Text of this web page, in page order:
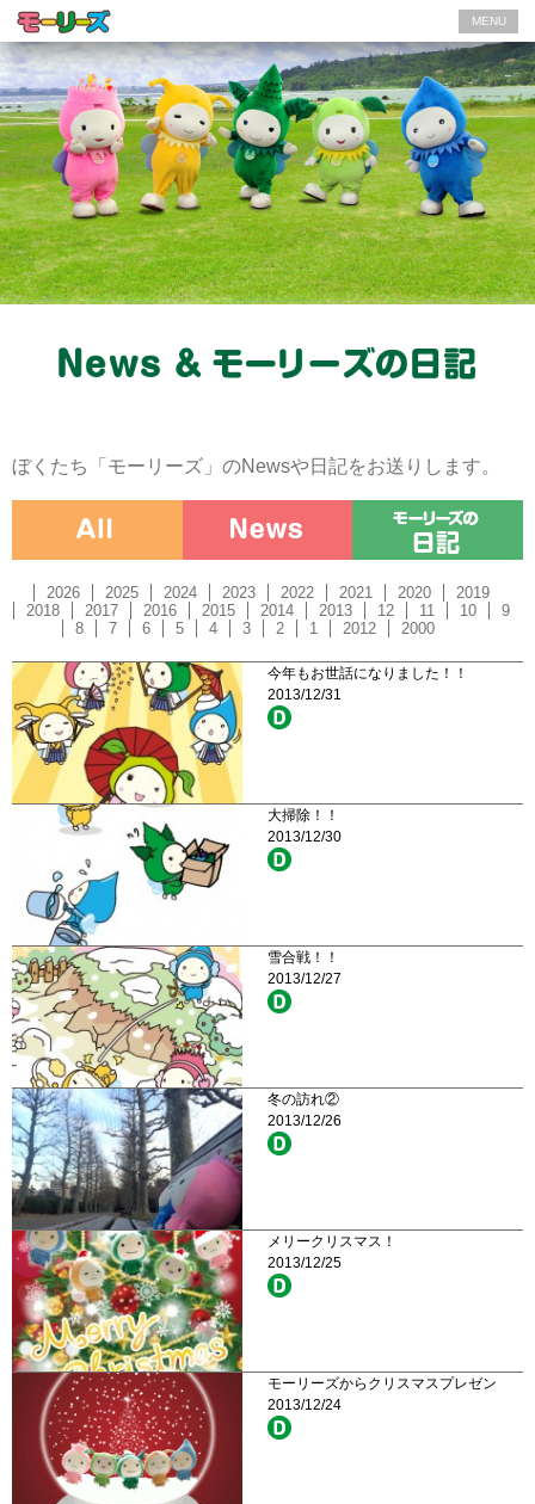
MENU
ぼくたち「モーリーズ」のNewsや日記をお送りします。
2026 2025 2024 2023 2022 2021 2020
2019
2018
2017 2016 2015 2014 2013 12 11 10
9
8
7 6 5 4 3 2 1 2012 2000
今年もお世話になりました！！
2013/12/31
大掃除！！
2013/12/30
雪合戦！！
2013/12/27
冬の訪れ②
2013/12/26
メリークリスマス！
2013/12/25
モーリーズからクリスマスプレゼン
2013/12/24